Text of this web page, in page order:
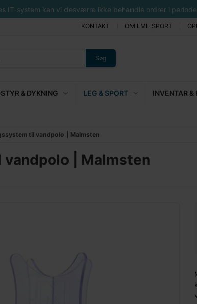
IT-system kan vi desværre ikke behandle ordrer i
KONTAKT OM LML-SPORT
Søg
& DYKNING LEG & SPORT INVENTAR &
til vandpolo | Malmsten
| Malmsten